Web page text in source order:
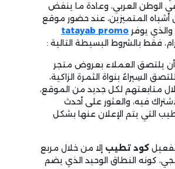
الوطن العربي، وعادة ما ينفض
المتميزين، عند حضور موقع
والذي يوفر tatayab promo
فقط بالشروط البسيطة التالية :
أن يلتصق العملاء بعروض متجر
السِيراءُ بنواة الثمرة الزاكية،
متابعتهم لكل جديد من الموقع،
فيه، والعثور على أحدث
التي يتم الإعلان عنها بشكل
كود تطيب إلا من خلال مربع
كونه النطاق الوحيد الذي يضم